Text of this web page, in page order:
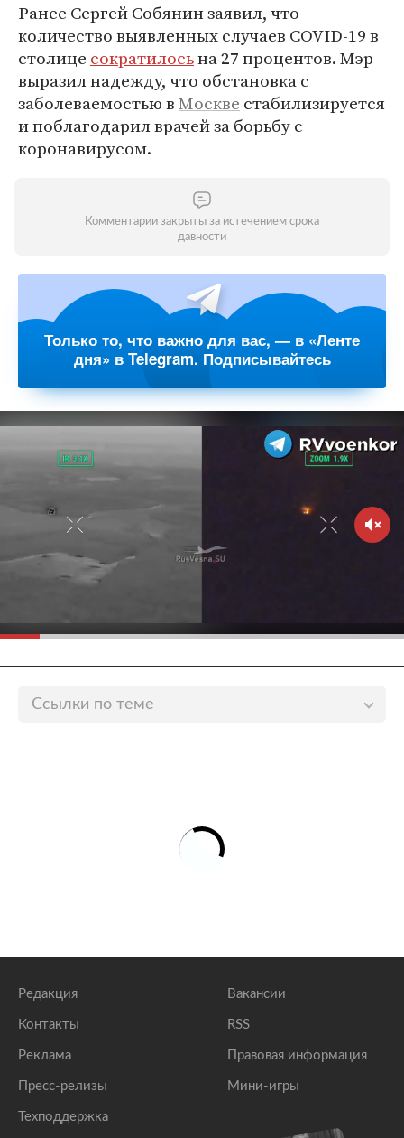
Ранее Сергей Собянин заявил, что
количество выявленных случаев COVID-19 в
столице сократилосьна 27 процентов. Мэр
выразил надежду, что обстановка с
заболеваемостью вМоскве стабилизируется
и поблагодарил врачей за борьбу с
коронавирусом.
Комментарии закрыты за истечением срока
давности
Только то, что важно для вас, — в «Ленте
дня» в Telegram. Подписывайтесь
Ссылки по теме
Собянин рассказал о вакцинации московских
Редакция
Контакты
Реклама
Пресс-релизы
Техподдержка
Вакансии
RSS
Правовая информация
Мини-игры